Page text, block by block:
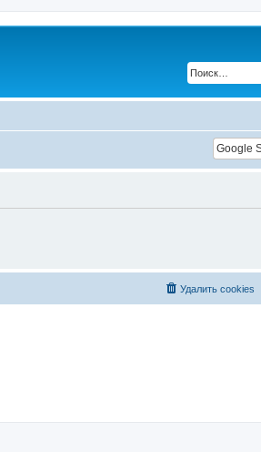
Удалить cookies